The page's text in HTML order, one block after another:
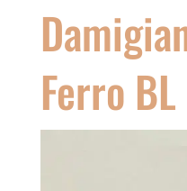
Ferro BL